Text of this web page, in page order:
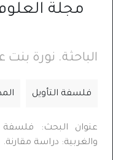
مجلة
الباحثة. نورة
فلسفة التأويل
عنوان البحث: فلسفة
والغربية: دراسة مقارنة.